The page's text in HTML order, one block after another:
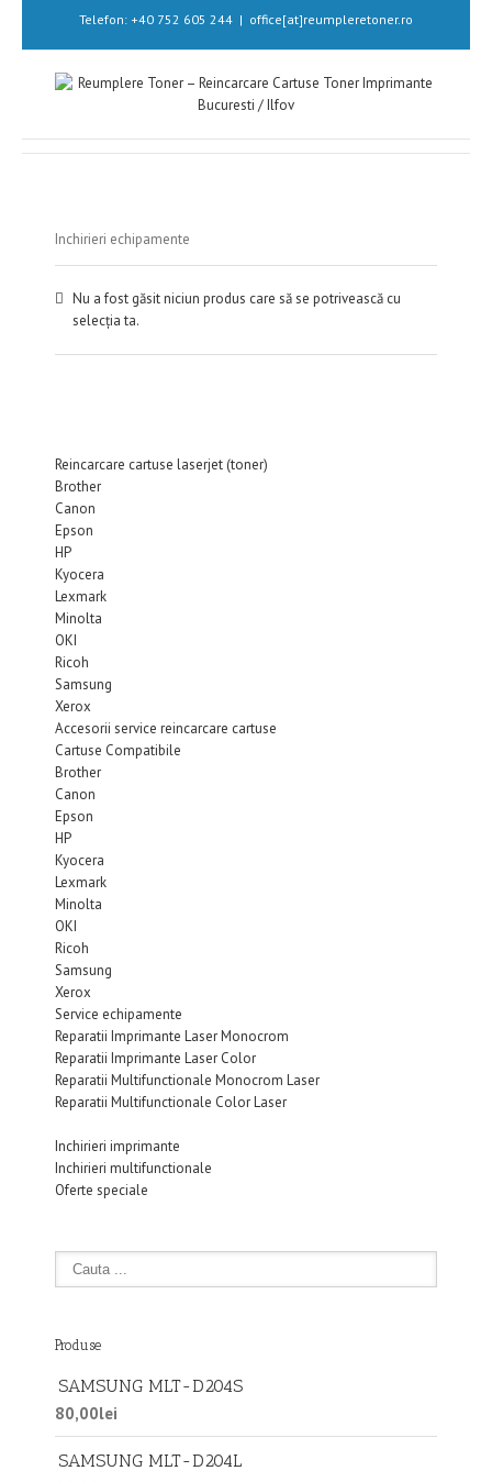
Telefon: +40 752 605 244 | office[at]reumpleretoner.ro
Inchirieri echipamente
Nu a fost găsit niciun produs care să se potrivească cu
selecția ta.
Reincarcare cartuse laserjet (toner)
Brother
Canon
Epson
HP
Kyocera
Lexmark
Minolta
OKI
Ricoh
Samsung
Xerox
Accesorii service reincarcare cartuse
Cartuse Compatibile
Brother
Canon
Epson
HP
Kyocera
Lexmark
Minolta
OKI
Ricoh
Samsung
Xerox
Service echipamente
Reparatii Imprimante Laser Monocrom
Reparatii Imprimante Laser Color
Reparatii Multifunctionale Monocrom Laser
Reparatii Multifunctionale Color Laser
Inchirieri imprimante
Inchirieri multifunctionale
Oferte speciale
Produse
SAMSUNG MLT-D204S
80,00lei
SAMSUNG MLT-D204L